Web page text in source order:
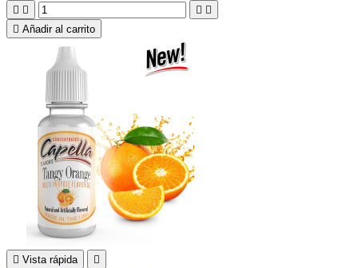
   
 Añadir al carrito
 Vista rápida 